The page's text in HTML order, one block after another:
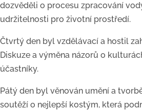
dozvěděli o procesu zpracování
udržitelnosti pro životní prostředí.
Čtvrtý den byl vzdělávací a hostil
Diskuze a výměna názorů o
účastníky.
Pátý den byl věnován umění a
soutěží o nejlepší kostým, která